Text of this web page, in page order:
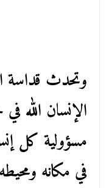
وتحدث قداسة
الإنسان الله في
مسؤولية كل
في مكانه